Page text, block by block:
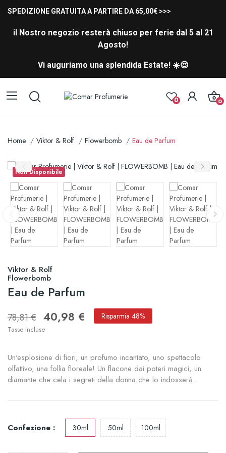
SPEDIZIONE GRATUITA A PARTIRE DA 65,00€ >>>
il Nostro negozio resterà chiuso per ferie dal 5 al 21
Agosto!
Vi auguriamo una splendida Estate! ☀️😍
0 0
Home Viktor & Rolf Flowerbomb Eau de Parfum
Non Disponibile
Viktor & Rolf
Flowerbomb
Eau de Parfum
78,81 € 40,98 € Risparmia 48%
Tasse incluse
Un'esplosione di fiori, un profumo incantato, uno spettacolo
olfattivo, una follia floreale! Un flacone dai poteri magici, un
diamante che cela i segreti della donna che lo indosserà.
Confezione : 30ml 50ml 100ml